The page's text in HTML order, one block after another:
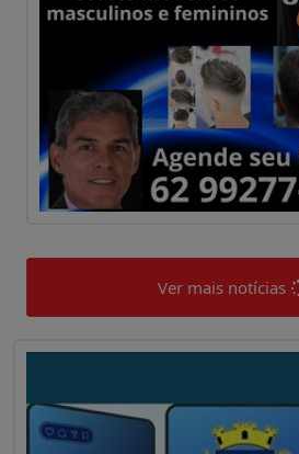
Ver mais notícias